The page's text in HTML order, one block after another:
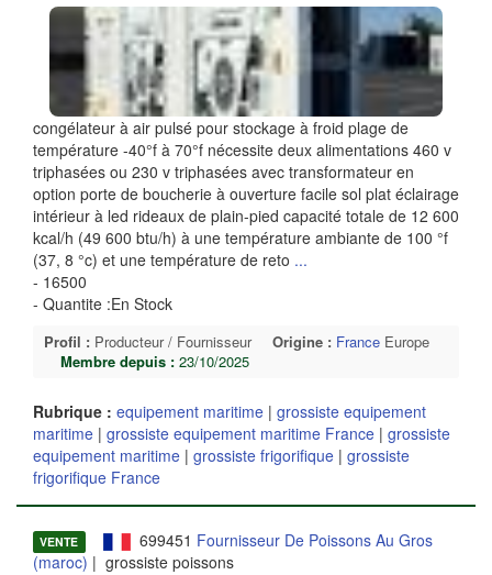
congélateur à air pulsé pour stockage à froid plage de
température -40°f à 70°f nécessite deux alimentations 460 v
triphasées ou 230 v triphasées avec transformateur en
option porte de boucherie à ouverture facile sol plat éclairage
intérieur à led rideaux de plain-pied capacité totale de 12 600
kcal/h (49 600 btu/h) à une température ambiante de 100 °f
(37, 8 °c) et une température de reto ...
- 16500
- Quantite :En Stock
Profil : Producteur / Fournisseur Origine : France Europe
Membre depuis : 23/10/2025
Rubrique : equipement maritime | grossiste equipement
maritime | grossiste equipement maritime France | grossiste
equipement maritime | grossiste frigorifique | grossiste
frigorifique France
VENTE 699451 Fournisseur De Poissons Au Gros
(maroc) | grossiste poissons